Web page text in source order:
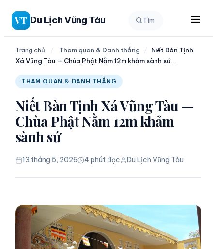
Chuyển
đến
phần
dung
VT Du Lịch Vũng Tàu Tìm
Trang chủ / Tham quan & Danh thắng /
Niết Bàn Tịnh
Xá Vũng Tàu — Chùa Phật Nằm 12m khảm sành sứ...
THAM QUAN & DANH THẮNG
Niết Bàn Tịnh Xá Vũng Tàu —
Chùa Phật Nằm 12m khảm
sành sứ
13 tháng 5, 2026 4 phút đọc Du Lịch Vũng Tàu